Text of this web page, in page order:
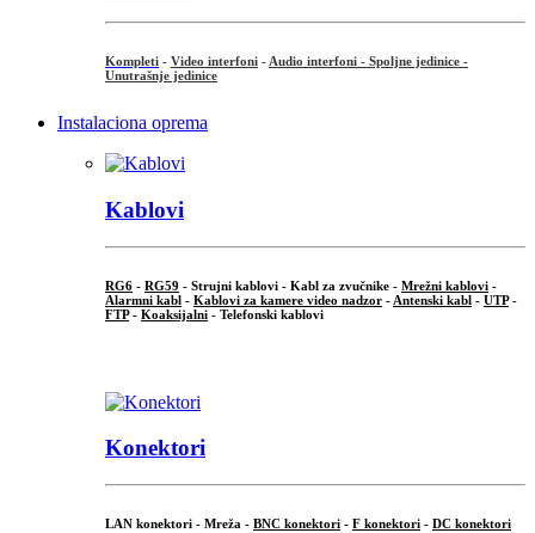
Kompleti - Video interfoni - Audio interfoni - Spoljne jedinice -
Unutrašnje jedinice
Instalaciona oprema
Kablovi
RG6 - RG59 - Strujni kablovi - Kabl za zvučnike - Mrežni kablovi -
Alarmni kabl - Kablovi za kamere video nadzor - Antenski kabl - UTP-
FTP- Koaksijalni - Telefonski kablovi
Konektori
LAN konektori - Mreža - BNC konektori - F konektori - DC konektori